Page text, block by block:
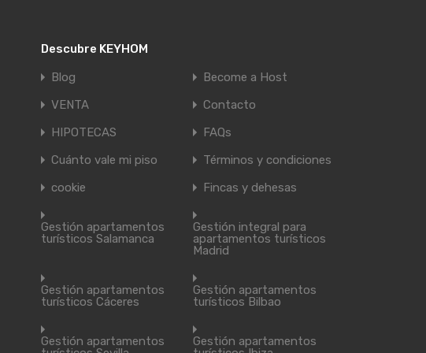
Descubre KEYHOM
Blog
Become a Host
VENTA
Contacto
HIPOTECAS
FAQs
Cuánto vale mi piso
Términos y condiciones
cookie
Fincas y dehesas
Gestión apartamentos
turísticos Salamanca
Gestión integral para
apartamentos turísticos
Madrid
Gestión apartamentos
turísticos Cáceres
Gestión apartamentos
turísticos Bilbao
Gestión apartamentos
Gestión apartamentos